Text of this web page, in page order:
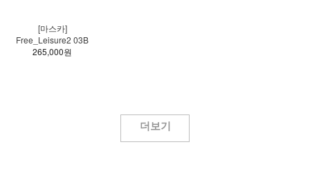
[마스카]
Free_Leisure2 03B
265,000원
더보기